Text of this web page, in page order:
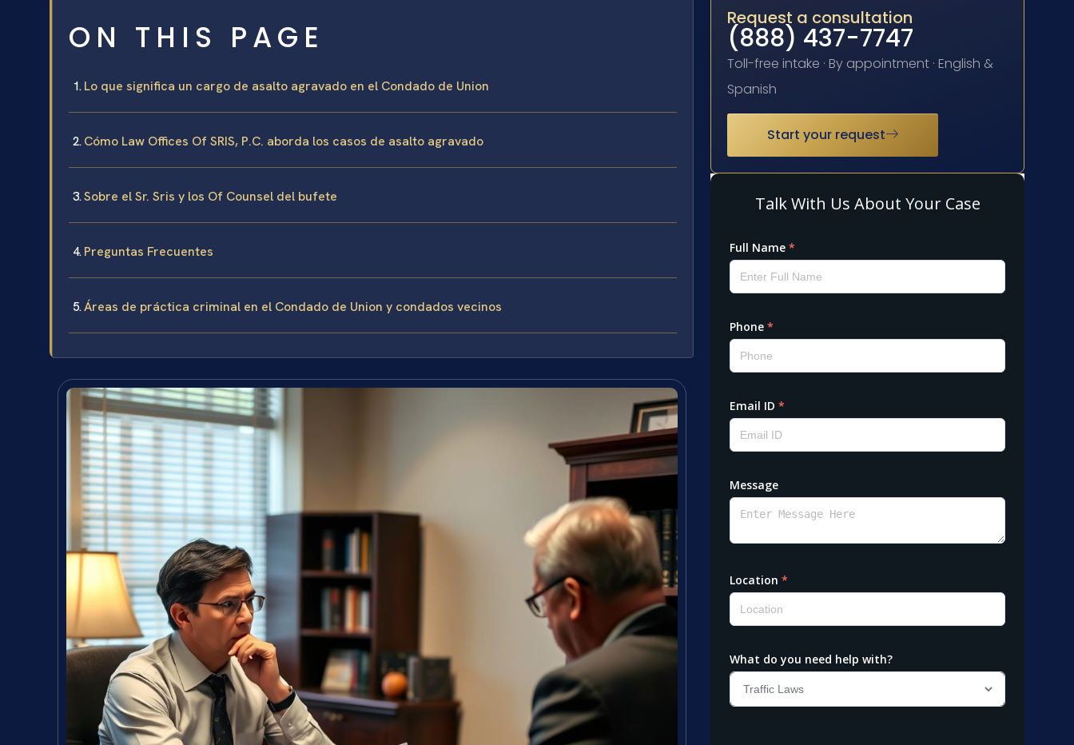
ON THIS PAGE
Lo que significa un cargo de asalto agravado en el Condado de Union
Cómo Law Offices Of SRIS, P.C. aborda los casos de asalto agravado
Sobre el Sr. Sris y los Of Counsel del bufete
Preguntas Frecuentes
Áreas de práctica criminal en el Condado de Union y condados vecinos
Request a consultation
(888) 437-7747
Toll-free intake · By appointment · English &
Spanish
Start your request